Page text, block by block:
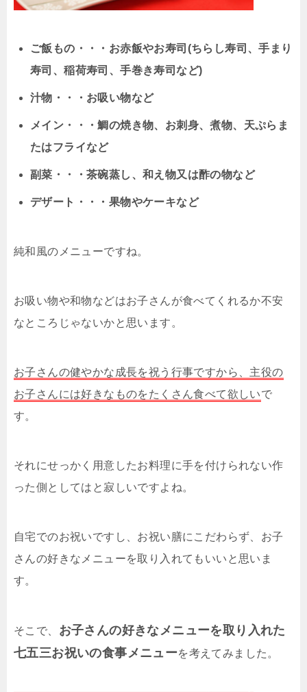
ご飯もの・・・お赤飯やお寿司(ちらし寿司、手まり
寿司、稲荷寿司、手巻き寿司など)
汁物・・・お吸い物など
メイン・・・鯛の焼き物、お刺身、煮物、天ぷらま
たはフライなど
副菜・・・茶碗蒸し、和え物又は酢の物など
デザート・・・果物やケーキなど
純和風のメニューですね。
お吸い物や和物などはお子さんが食べてくれるか不安
なところじゃないかと思います。
お子さんの健やかな成長を祝う行事ですから、主役の
お子さんには好きなものをたくさん食べて欲しいで
す。
それにせっかく用意したお料理に手を付けられない作
った側としてはと寂しいですよね。
自宅でのお祝いですし、お祝い膳にこだわらず、お子
さんの好きなメニューを取り入れてもいいと思いま
す。
そこで、 お子さんの好きなメニューを取り入れた
七五三お祝いの食事メニューを考えてみました。